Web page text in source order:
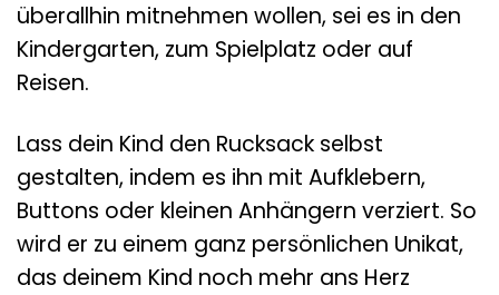
überallhin mitnehmen wollen, sei es in den
Kindergarten, zum Spielplatz oder auf
Reisen.
Lass dein Kind den Rucksack selbst
gestalten, indem es ihn mit Aufklebern,
Buttons oder kleinen Anhängern verziert. So
wird er zu einem ganz persönlichen Unikat,
das deinem Kind noch mehr ans Herz